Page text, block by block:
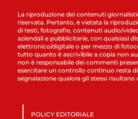
La riproduzione dei contenuti
riservata. Pertanto, è vietata la
di testi, fotografie, contenuti audio/
aziendali e pubblicitarie, con qualsiasi
elettronico/digitale o per mezzo di
tutto quanto è ascrivibile a copia non
non è responsabile dei commenti
esercitare un controllo continuo resta
segnalazione qualora gli stessi risultano
POLICY EDITORIALE